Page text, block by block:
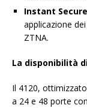
Instant
applicazione
ZTNA.
La disponibilità
Il 4120,
a 24 e 48 porte